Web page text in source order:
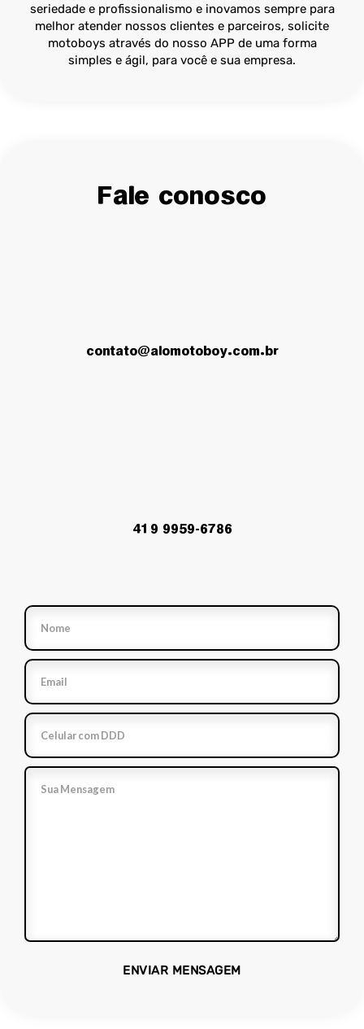
seriedade e profissionalismo e inovamos sempre para
melhor atender nossos clientes e parceiros, solicite
motoboys através do nosso APP de uma forma
simples e ágil, para você e sua empresa.
Fale conosco
contato@alomotoboy.com.br
41 9 9959-6786
ENVIAR MENSAGEM